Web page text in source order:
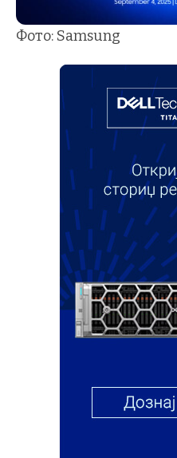
Фото: Samsung